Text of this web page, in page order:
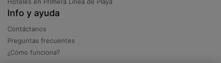
Info y ayuda
Contáctanos
Preguntas frecuentes
¿Cómo funciona?